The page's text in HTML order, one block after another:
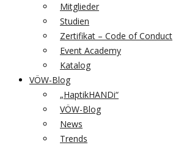
Mitglieder
Studien
Zertifikat – Code of Conduct
Event Academy
Katalog
VÖW-Blog
„HaptikHANDi“
VÖW-Blog
News
Trends